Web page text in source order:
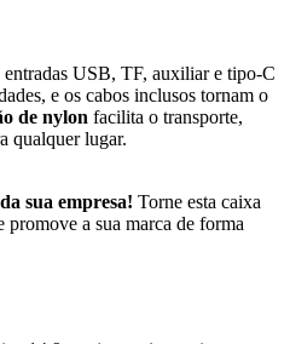
entradas USB, TF, auxiliar e tipo-C
e os cabos inclusos tornam o
de nylon facilita o transporte,
qualquer lugar.
sua empresa! Torne esta caixa
a sua marca de forma